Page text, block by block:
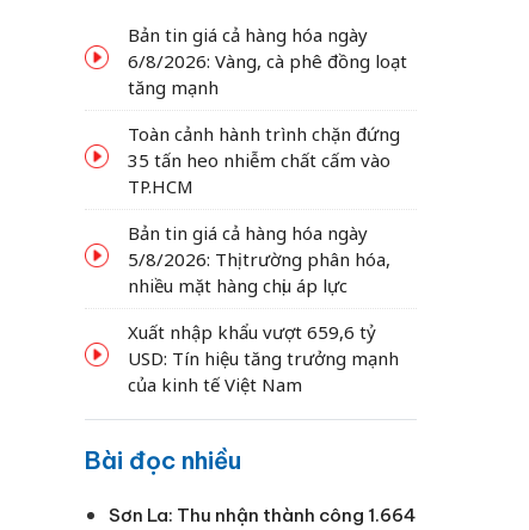
dầu thế giới bật tăng
Bản tin giá cả hàng hóa ngày
6/8/2026: Vàng, cà phê đồng loạt
tăng mạnh
Toàn cảnh hành trình chặn đứng
35 tấn heo nhiễm chất cấm vào
TP.HCM
Bản tin giá cả hàng hóa ngày
5/8/2026: Thị trường phân hóa,
nhiều mặt hàng chịu áp lực
Xuất nhập khẩu vượt 659,6 tỷ
USD: Tín hiệu tăng trưởng mạnh
của kinh tế Việt Nam
Bài đọc nhiều
Sơn La: Thu nhận thành công 1.664